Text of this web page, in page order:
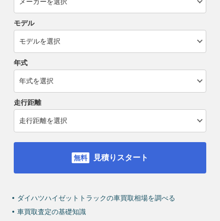
モデル
年式
走行距離
見積りスタート
ダイハツハイゼットトラックの車買取相場を調べる
車買取査定の基礎知識